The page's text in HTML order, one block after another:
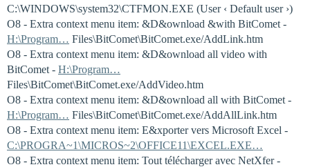
C:\WINDOWS\system32\CTFMON.EXE (User ‹ Default user ›)
O8 - Extra context menu item: &D&ownload &with BitComet -
H:\Program… Files\BitComet\BitComet.exe/AddLink.htm
O8 - Extra context menu item: &D&ownload all video with
BitComet - H:\Program…
Files\BitComet\BitComet.exe/AddVideo.htm
O8 - Extra context menu item: &D&ownload all with BitComet -
H:\Program… Files\BitComet\BitComet.exe/AddAllLink.htm
O8 - Extra context menu item: E&xporter vers Microsoft Excel -
C:\PROGRA~1\MICROS~2\OFFICE11\EXCEL.EXE…
O8 - Extra context menu item: Tout télécharger avec NetXfer -